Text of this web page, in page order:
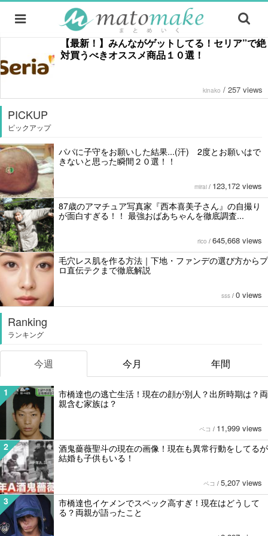
【最新！】みんながゲットしてる！セリア”で絶
対買うべきオススメ商品１０選！
kinako / 257 views
PICKUP
ピックアップ
パパに子守をお願いした結果...(汗) 2度とお願いはで
きないと思った瞬間２０選！！
mirai / 123,172 views
87歳のアマチュア写真家『西本喜美子さん』の自撮り
が面白すぎる！！ 最強おばあちゃんを徹底調査...
rico / 645,668 views
毛穴レス肌を作る方法｜下地・ファンデの選び方からプ
ロ直伝テクまで徹底解説
sss / 0 views
Ranking
ランキング
今週 今月 年間
1
市橋達也の逃亡生活！現在の顔が別人？出所時期は？両
親含む家族は？
ペコ / 11,999 views
2
酒鬼薔薇聖斗の現在の画像！現在も異常行動をしてるが
結婚も子供もいる！
ペコ / 5,207 views
3
市橋達也イケメンでスペック高すぎ！現在はどうして
る？両親が語ったこと